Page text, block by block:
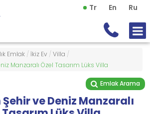
Tr En Ru
Emlak / İkiz Ev / Villa /
Manzaralı Özel Tasarım Lüks Villa
Emlak Arama
ve Deniz Manzaralı